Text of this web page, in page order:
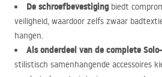
De schroefbevestigingbiedt
veiligheid, waardoor zelfs zwaar
hangen.
Als onderdeel van de complete
stilistisch samenhangende accessoires